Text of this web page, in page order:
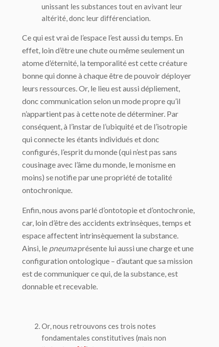
unissant les substances tout en avivant leur
altérité, donc leur différenciation.
Ce qui est vrai de l’espace l’est aussi du temps. En
effet, loin d’être une chute ou même seulement un
atome d’éternité, la temporalité est cette créature
bonne qui donne à chaque être de pouvoir déployer
leurs ressources. Or, le lieu est aussi dépliement,
donc communication selon un mode propre qu’il
n’appartient pas à cette note de déterminer. Par
conséquent, à l’instar de l’ubiquité et de l’isotropie
qui connecte les étants individués et donc
configurés, l’esprit du monde (qui n’est pas sans
cousinage avec l’âme du monde, le monisme en
moins) se notifie par une propriété de totalité
ontochronique.
Enfin, nous avons parlé d’ontotopie et d’ontochronie,
car, loin d’être des accidents extrinsèques, temps et
espace affectent intrinsèquement la substance.
Ainsi, le pneumaprésente lui aussi une charge et une
configuration ontologique – d’autant que sa mission
est de communiquer ce qui, de la substance, est
donnable et recevable.
Or, nous retrouvons ces trois notes
fondamentales constitutives (mais non